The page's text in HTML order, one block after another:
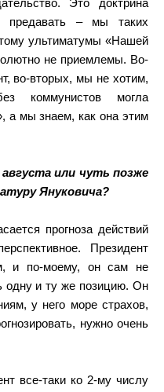
Это доктрина
предавать – мы таких
ультиматумы «Нашей
не приемлемы. Во-
во-вторых, мы не хотим,
коммунистов могла
а мы знаем, как она этим
или чуть позже
Януковича?
прогноза действий
Президент
и по-моему, он сам не
одну и ту же позицию. Он
у него море страхов,
нужно очень
все-таки ко 2-му числу